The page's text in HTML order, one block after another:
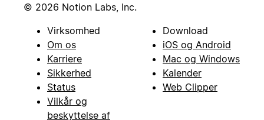
© 2026 Notion Labs, Inc.
Virksomhed
Om os
Karriere
Sikkerhed
Status
Vilkår og
beskyttelse af
Download
iOS og Android
Mac og Windows
Kalender
Web Clipper